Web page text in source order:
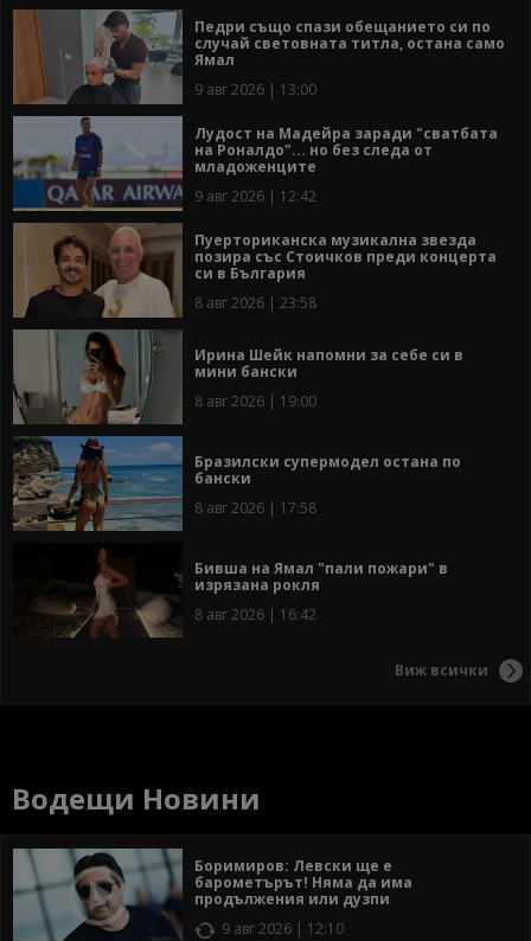
Педри също спази обещанието си по
случай световната титла, остана само
Ямал
9 авг 2026 | 13:00
Лудост на Мадейра заради "сватбата
на Роналдо"... но без следа от
младоженците
9 авг 2026 | 12:42
Пуерториканска музикална звезда
позира със Стоичков преди концерта
си в България
8 авг 2026 | 23:58
Ирина Шейк напомни за себе си в
мини бански
8 авг 2026 | 19:00
Бразилски супермодел остана по
бански
8 авг 2026 | 17:58
Бивша на Ямал "пали пожари" в
изрязана рокля
8 авг 2026 | 16:42
Виж всички
Водещи Новини
Боримиров: Левски ще е
барометърът! Няма да има
продължения или дузпи
9 авг 2026 | 12:10